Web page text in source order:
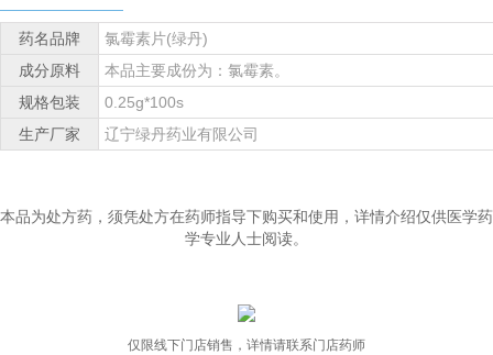
药名品牌
氯霉素片(绿丹)
成分原料
本品主要成份为：氯霉素。
规格包装
0.25g*100s
生产厂家
辽宁绿丹药业有限公司
本品为处方药，须凭处方在药师指导下购买和使用，详情介绍仅供医学药
学专业人士阅读。
仅限线下门店销售，详情请联系门店药师